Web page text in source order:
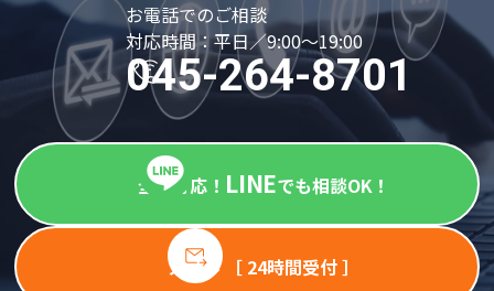
お電話でのご相談
対応時間：平日／9:00～19:00
045-264-8701
全国対応！ LINEでも相談OK！
メール ［ 24時間受付 ］